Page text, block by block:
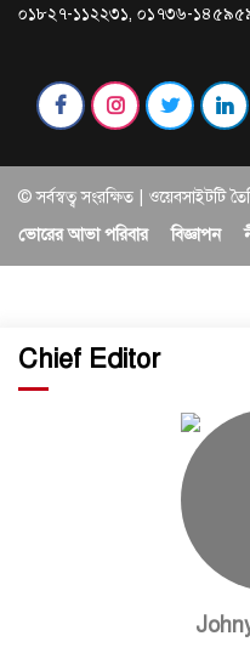
০১৮২৭-১১২২৩১, ০১৭৩৬-
© সর্বস্বত্ব সংরক্ষিত | ওয়েবসাইটটি
ভোরের আভা পরিবার
বিজ্ঞাপন
Chief Editor